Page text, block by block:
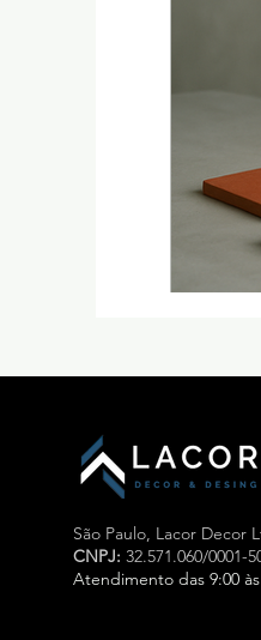
São Paulo, Lacor Decor
CNPJ: 32.571.060/0001-
Atendimento das 9:00 às
Especialista em